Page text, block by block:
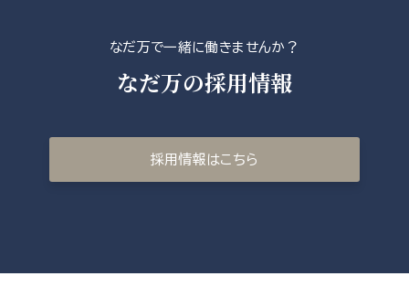
なだ万で一緒に働きませんか？
なだ万の採用情報
採用情報はこちら